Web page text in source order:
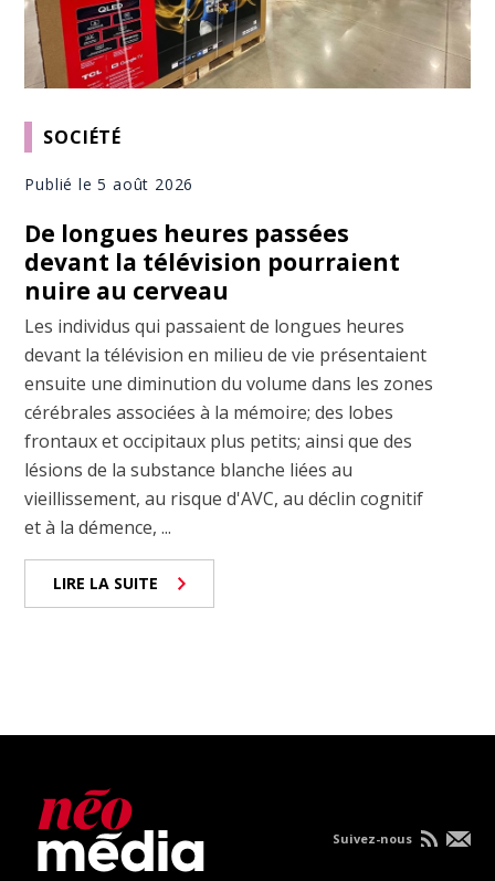
SOCIÉTÉ
Publié le 5 août 2026
De longues heures passées
devant la télévision pourraient
nuire au cerveau
Les individus qui passaient de longues heures
devant la télévision en milieu de vie présentaient
ensuite une diminution du volume dans les zones
cérébrales associées à la mémoire; des lobes
frontaux et occipitaux plus petits; ainsi que des
lésions de la substance blanche liées au
vieillissement, au risque d'AVC, au déclin cognitif
et à la démence, ...
LIRE LA SUITE
Suivez-nous